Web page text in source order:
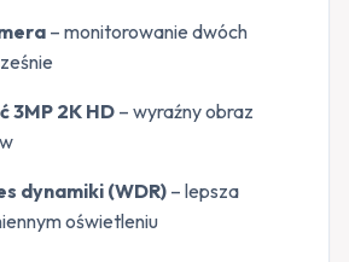
– monitorowanie dwóch
3MP 2K HD– wyraźny obraz
dynamiki (WDR) – lepsza
oświetleniu